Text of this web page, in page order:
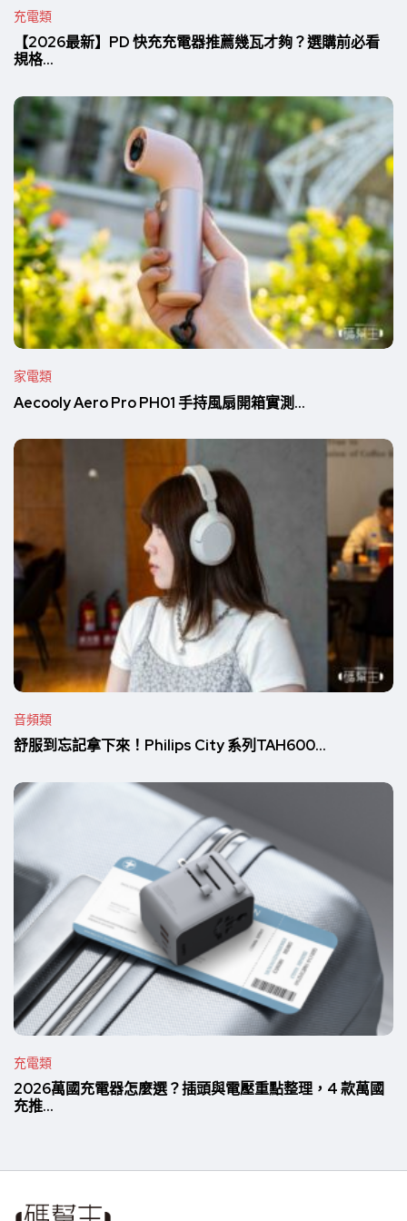
充電類
【2026最新】PD 快充充電器推薦幾瓦才夠？選購前必看
規格...
家電類
Aecooly Aero Pro PH01 手持風扇開箱實測...
音頻類
舒服到忘記拿下來！Philips City 系列TAH600...
充電類
2026萬國充電器怎麼選？插頭與電壓重點整理，4 款萬國
充推...